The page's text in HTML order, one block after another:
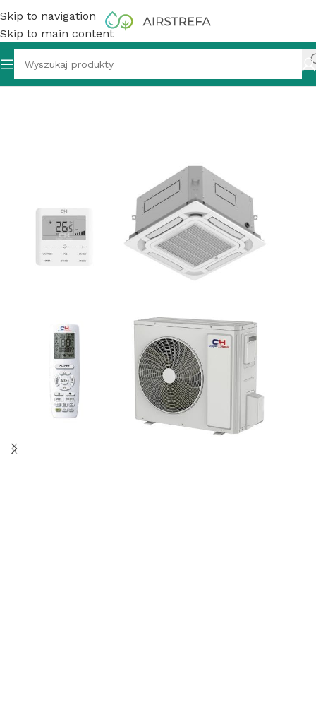
Skip to navigation
Skip to main content
Cooper&Hunter CH-IC140RK2/CH-IU140RK2 13,4 kW